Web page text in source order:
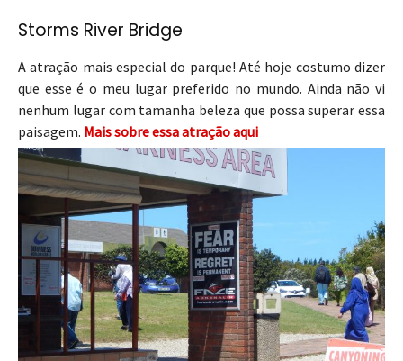
Storms River Bridge
A atração mais especial do parque! Até hoje costumo dizer
que esse é o meu lugar preferido no mundo. Ainda não vi
nenhum lugar com tamanha beleza que possa superar essa
paisagem. Mais sobre essa atração aqui